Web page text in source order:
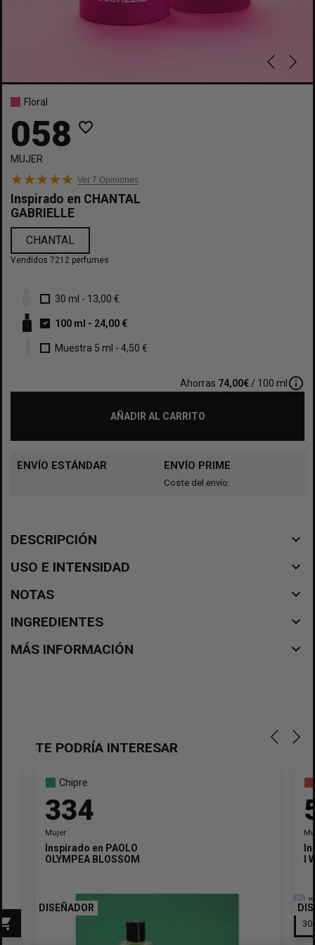
Crear lista de deseos ×
Floral
058 favorite_border
MUJER
Ver 7 Opiniones
Inspirado en CHANTAL
GABRIELLE
CHANTAL
Vendidos 7212 perfumes
30 ml - 13,00 €
100 ml - 24,00 €
Muestra 5 ml - 4,50 €
Ahorras 74,00€ / 100 mlinfo_outline
AÑADIR AL CARRITO
ENVÍO ESTÁNDAR ENVÍO PRIME
Coste del envío:
DESCRIPCIÓN navigate_before
USO E INTENSIDAD navigate_before
NOTAS navigate_before
INGREDIENTES navigate_before
MÁS INFORMACIÓN navigate_before
TE PODRÍA INTERESAR
Chipre
334
Mujer
Inspirado en PAOLO
OLYMPEA BLOSSOM
DISEÑADOR
I